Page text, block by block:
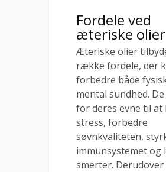
Fordele ved
æteriske olier
Æteriske olier
række fordele, der
forbedre både
mental sundhed.
for deres evne til at
stress, forbedre
søvnkvaliteten,
immunsystemet og
smerter. Derudover